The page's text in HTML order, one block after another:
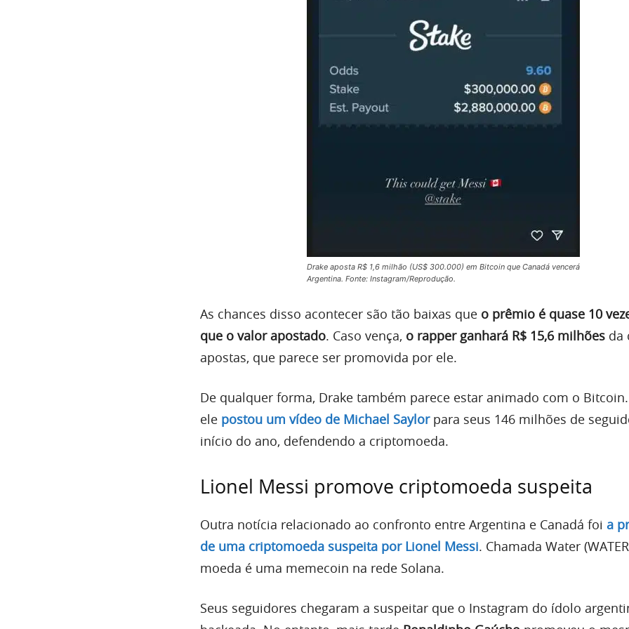
Drake aposta R$ 1,6 milhão (US$ 300.000) em Bitcoin que Canadá vencerá
Argentina. Fonte: Instagram/Reprodução.
As chances disso acontecer são tão baixas que o prêmio é quase 10
que o valor apostado. Caso vença, o rapper ganhará R$ 15,6 milhões da
apostas, que parece ser promovida por ele.
De qualquer forma, Drake também parece estar animado com o
ele postou um vídeo de Michael Saylorpara seus 146 milhões de
início do ano, defendendo a criptomoeda.
Lionel Messi promove criptomoeda suspeita
Outra notícia relacionado ao confronto entre Argentina e Canadá foi a
de uma criptomoeda suspeita por Lionel Messi. Chamada Water
moeda é uma memecoin na rede Solana.
Seus seguidores chegaram a suspeitar que o Instagram do ídolo